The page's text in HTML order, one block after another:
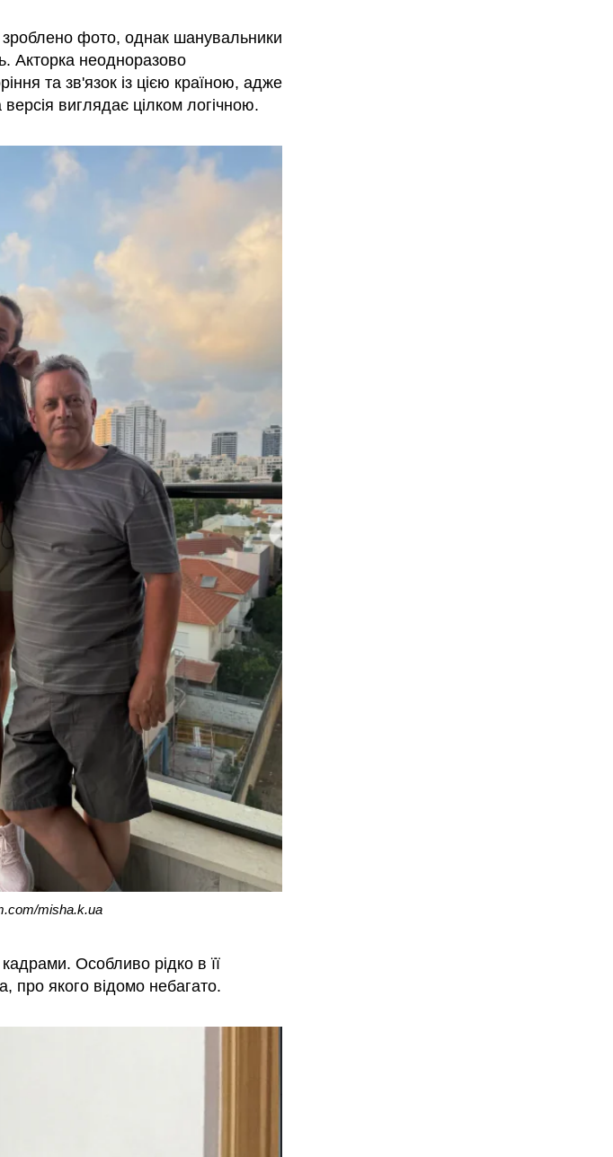
фото, однак шанувальники
Акторка неодноразово
та зв'язок із цією країною, адже
виглядає цілком логічною.
misha.k.ua
Особливо рідко в її
про якого відомо небагато.